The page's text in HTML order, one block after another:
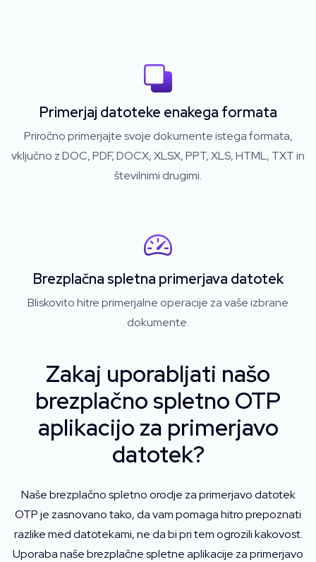
Primerjaj datoteke enakega formata
Priročno primerjajte svoje dokumente istega formata,
vključno z DOC, PDF, DOCX, XLSX, PPT, XLS, HTML, TXT in
številnimi drugimi.
Brezplačna spletna primerjava datotek
Bliskovito hitre primerjalne operacije za vaše izbrane
dokumente.
Zakaj uporabljati našo
brezplačno spletno OTP
aplikacijo za primerjavo
datotek?
Naše brezplačno spletno orodje za primerjavo datotek
OTP je zasnovano tako, da vam pomaga hitro prepoznati
razlike med datotekami, ne da bi pri tem ogrozili kakovost.
Uporaba naše brezplačne spletne aplikacije za primerjavo